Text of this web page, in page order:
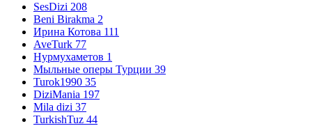
SesDizi 208
Beni Birakma 2
Ирина Котова 111
AveTurk 77
Нурмухаметов 1
Мыльные оперы Турции 39
Turok1990 35
DiziMania 197
Mila dizi 37
TurkishTuz 44